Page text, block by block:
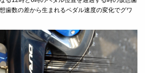
歯数の差から生まれるペダル速度の変化でグワ